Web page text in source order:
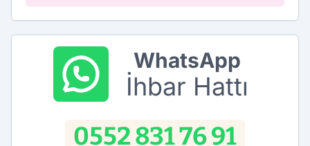
WhatsApp
İhbar Hattı
0552 831 76 91